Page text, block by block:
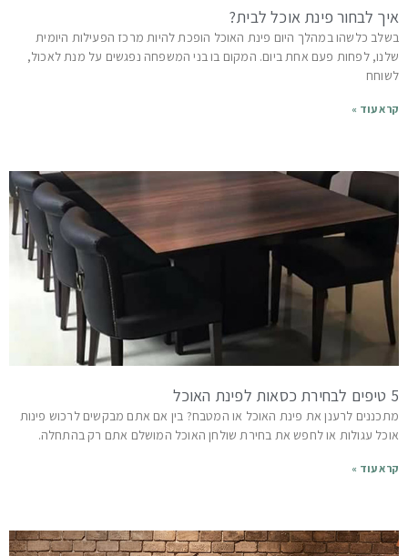
איך לבחור פינת אוכל לבית?
בשלב כלשהו במהלך היום פינת האוכל הופכת להיות מרכז הפעילות היומית
שלנו, לפחות פעם אחת ביום. המקום בו בני המשפחה נפגשים על מנת לאכול,
לשוחח
קרא עוד »
5 טיפים לבחירת כסאות לפינת האוכל
מתכננים לרענן את פינת האוכל או המטבח? בין אם אתם מבקשים לרכוש פינות
אוכל עגולות או לחפש את בחירת שולחן האוכל המושלם אתם רק בהתחלה.
קרא עוד »